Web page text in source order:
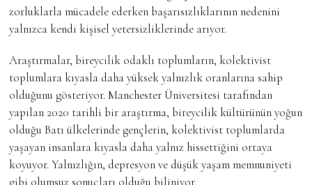
zorluklarla mücadele ederken başarısızlıklarının nedenini
yalnızca kendi kişisel yetersizliklerinde arıyor.
Araştırmalar, bireycilik odaklı toplumların, kolektivist
toplumlara kıyasla daha yüksek yalnızlık oranlarına sahip
olduğunu gösteriyor. Manchester Üniversitesi tarafından
yapılan 2020 tarihli bir araştırma, bireycilik kültürünün yoğun
olduğu Batı ülkelerinde gençlerin, kolektivist toplumlarda
yaşayan insanlara kıyasla daha yalnız hissettiğini ortaya
koyuyor. Yalnızlığın, depresyon ve düşük yaşam memnuniyeti